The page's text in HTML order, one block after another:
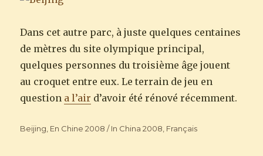
Dans cet autre parc, à juste quelques centaines
de mètres du site olympique principal,
quelques personnes du troisième âge jouent
au croquet entre eux. Le terrain de jeu en
question a l’air d’avoir été rénové récemment.
Categories
Beijing En Chine 2008 / In China 2008 Français